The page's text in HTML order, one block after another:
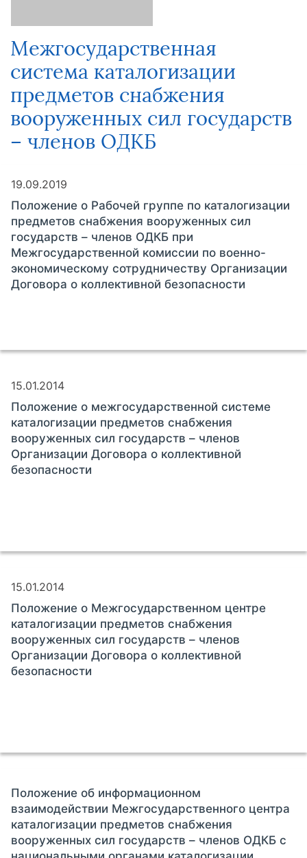
Межгосударственная
система каталогизации
предметов снабжения
вооруженных сил государств
– членов ОДКБ
19.09.2019
Положение о Рабочей группе по каталогизации
предметов снабжения вооруженных сил
государств – членов ОДКБ при
Межгосударственной комиссии по военно-
экономическому сотрудничеству Организации
Договора о коллективной безопасности
15.01.2014
Положение о межгосударственной системе
каталогизации предметов снабжения
вооруженных сил государств – членов
Организации Договора о коллективной
безопасности
15.01.2014
Положение о Межгосударственном центре
каталогизации предметов снабжения
вооруженных сил государств – членов
Организации Договора о коллективной
безопасности
Положение об информационном
взаимодействии Межгосударственного центра
каталогизации предметов снабжения
вооруженных сил государств – членов ОДКБ с